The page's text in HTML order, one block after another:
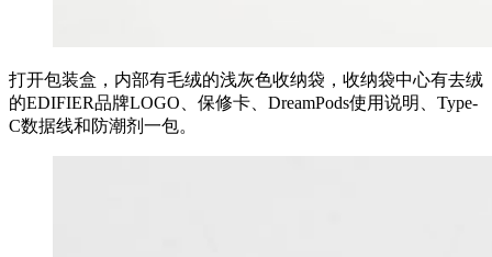
打开包装盒，内部有毛绒的浅灰色收纳袋，收纳袋中心有去绒
的EDIFIER品牌LOGO、保修卡、DreamPods使用说明、Type-
C数据线和防潮剂一包。